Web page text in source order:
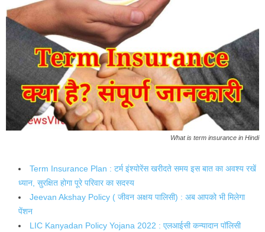
What is term insurance in Hindi
Term Insurance Plan : टर्म इंश्योरेंस खरीदते समय इस बात का अवश्य रखें
ध्यान, सुरक्षित होगा पूरे परिवार का सदस्य
Jeevan Akshay Policy ( जीवन अक्षय पालिसी) : अब आपको भी मिलेगा
पेंशन
LIC Kanyadan Policy Yojana 2022 : एलआईसी कन्यादान पॉलिसी